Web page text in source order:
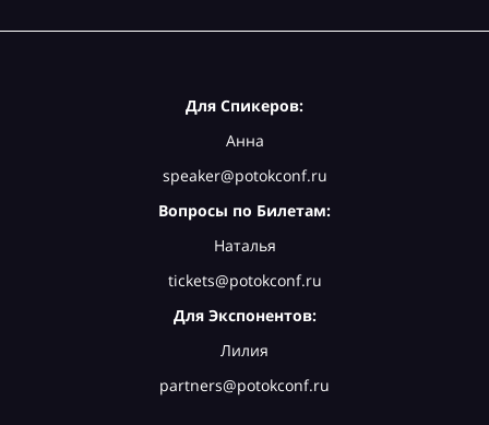
Для Спикеров:
Анна
speaker@potokconf.ru
Вопросы по Билетам:
Наталья
tickets@potokconf.ru
Для Экспонентов:
Лилия
partners@potokconf.ru